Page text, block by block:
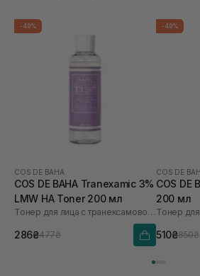
-40%
COS DE BAHA
COS DE BAHA Tranexamic 3%
LMW HA Toner 200 мл
Тонер для лица с транексамовой кислотой
286₴477₴
-40%
COS DE
COS DE
200 мл
510₴850₴